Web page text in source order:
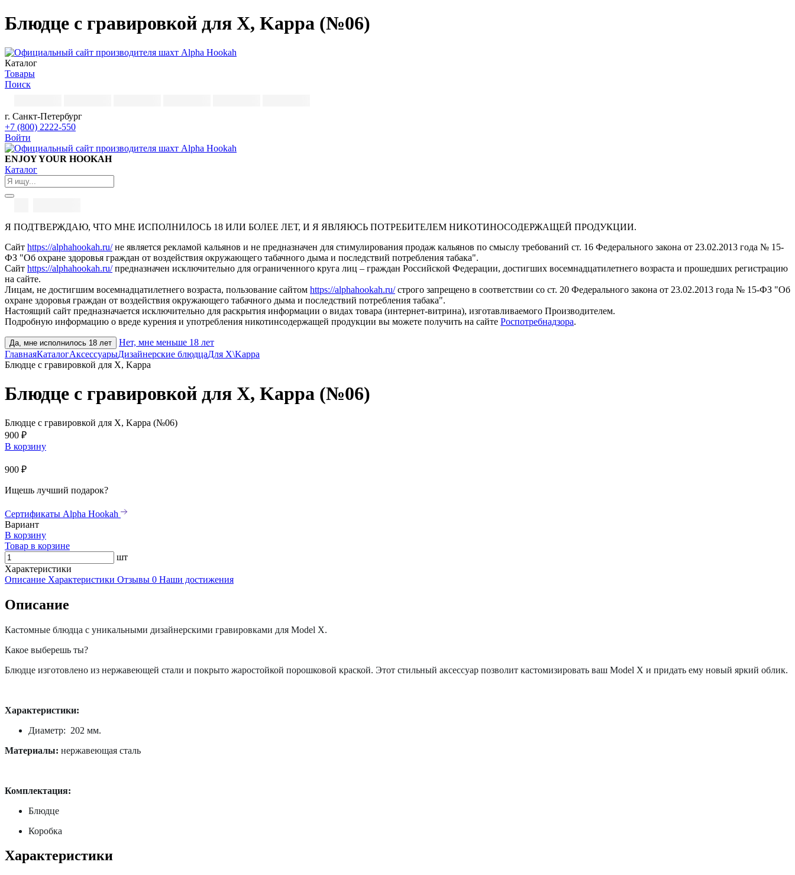
Блюдце с гравировкой для X, Kappa (№06)
Каталог
Товары
Поиск
г. Санкт-Петербург
+7 (800) 2222-550
Войти
ENJOY YOUR HOOKAH
Каталог
Я ПОДТВЕРЖДАЮ, ЧТО МНЕ ИСПОЛНИЛОСЬ 18 ИЛИ БОЛЕЕ ЛЕТ, И Я ЯВЛЯЮСЬ ПОТРЕБИТЕЛЕМ НИКОТИНОСОДЕРЖАЩЕЙ ПРОДУКЦИИ.
Сайт https://alphahookah.ru/не является рекламой кальянов и не предназначен для стимулирования продаж кальянов по смыслу требований ст. 16 Федерального закона от 23.02.2013 года № 15-
ФЗ "Об охране здоровья граждан от воздействия окружающего табачного дыма и последствий потребления табака".
Сайт https://alphahookah.ru/предназначен исключительно для ограниченного круга лиц – граждан Российской Федерации, достигших восемнадцатилетнего возраста и прошедших регистрацию
на сайте.
Лицам, не достигшим восемнадцатилетнего возраста, пользование сайтом https://alphahookah.ru/строго запрещено в соответствии со ст. 20 Федерального закона от 23.02.2013 года № 15-ФЗ "Об
охране здоровья граждан от воздействия окружающего табачного дыма и последствий потребления табака".
Настоящий сайт предназначается исключительно для раскрытия информации о видах товара (интернет-витрина), изготавливаемого Производителем.
Подробную информацию о вреде курения и употребления никотинсодержащей продукции вы можете получить на сайте Роспотребнадзора.
Да, мне исполнилось 18 лет
Нет, мне меньше 18 лет
ГлавнаяКаталогАксессуарыДизайнерские блюдцаДля X\Kappa
Блюдце с гравировкой для X, Kappa
Блюдце с гравировкой для X, Kappa (№06)
Блюдце с гравировкой для X, Kappa (№06)
900 ₽
В корзину
900 ₽
Ищешь лучший подарок?
Сертификаты Alpha Hookah
Вариант
В корзину
Товар в корзине
шт
Характеристики
Описание Характеристики Отзывы 0 Наши достижения
Описание
Кастомные блюдца с уникальными дизайнерскими гравировками для Model X.
Какое выберешь ты?
Блюдце изготовлено из нержавеющей стали и покрыто жаростойкой порошковой краской. Этот стильный аксессуар позволит кастомизировать ваш Model X и придать ему новый яркий облик.
Характеристики:
Диаметр: 202 мм.
Материалы: нержавеющая сталь
Комплектация:
Блюдце
Коробка
Характеристики